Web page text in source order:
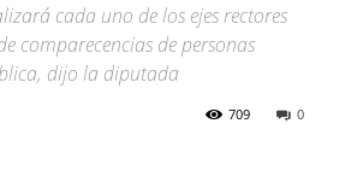
cada uno de los ejes rectores
comparecencias de personas
dijo la diputada
0
709